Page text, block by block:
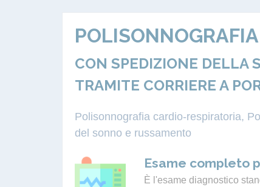
POLISONNOGRAFIA
CON SPEDIZIONE DELLA
TRAMITE CORRIERE A
Polisonnografia cardio-respiratoria,
del sonno e russamento
Esame completo
È l'esame diagnostico